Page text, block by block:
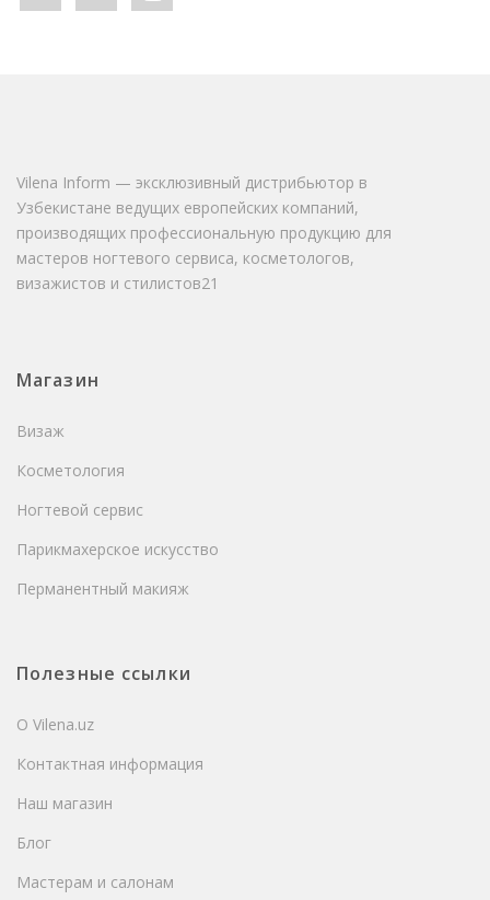
Vilena Inform — эксклюзивный дистрибьютор в
Узбекистане ведущих европейских компаний,
производящих профессиональную продукцию для
мастеров ногтевого сервиса, косметологов,
визажистов и стилистов21
Магазин
Визаж
Косметология
Ногтевой сервис
Парикмахерское искусство
Перманентный макияж
Полезные ссылки
О Vilena.uz
Контактная информация
Наш магазин
Блог
Мастерам и салонам